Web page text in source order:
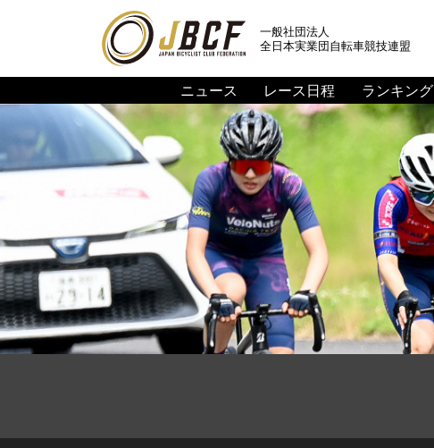
一般社団法人
全日本実業団自転車競技連盟
ニュース レース日程 ランキング